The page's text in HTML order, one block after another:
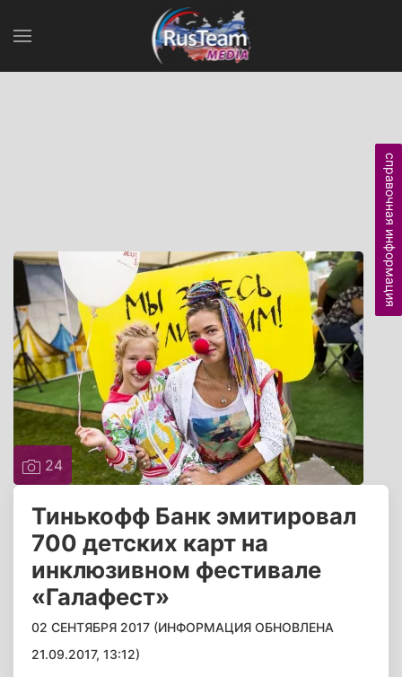
24
Тинькофф Банк эмитировал
700 детских карт на
инклюзивном фестивале
«Галафест»
02 СЕНТЯБРЯ 2017 (ИНФОРМАЦИЯ ОБНОВЛЕНА
21.09.2017, 13:12)
справочная информация